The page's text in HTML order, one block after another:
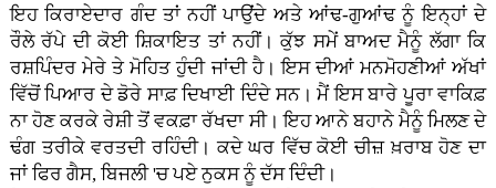
ਇਹ ਕਿਰਾਏਦਾਰ ਗੰਦ ਤਾਂ ਨਹੀਂ ਪਾਉਂਦੇ ਅਤੇ ਆਂਢ-ਗੁਆਂਢ ਨੂੰ ਇਨ੍ਹਾਂ ਦੇ
ਰੌਲੇ ਰੱਪੇ ਦੀ ਕੋਈ ਸ਼ਿਕਾਇਤ ਤਾਂ ਨਹੀਂ। ਕੁੱਝ ਸਮੇਂ ਬਾਅਦ ਮੈਨੂੰ ਲੱਗਾ ਕਿ
ਰਸ਼ਪਿੰਦਰ ਮੇਰੇ ਤੇ ਮੋਹਿਤ ਹੁੰਦੀ ਜਾਂਦੀ ਹੈ। ਇਸ ਦੀਆਂ ਮਨਮੋਹਣੀਆਂ ਅੱਖਾਂ
ਵਿੱਚੋਂ ਪਿਆਰ ਦੇ ਡੋਰੇ ਸਾਫ਼ ਦਿਖਾਈ ਦਿੰਦੇ ਸਨ। ਮੈਂ ਇਸ ਬਾਰੇ ਪੂਰਾ ਵਾਕਿਫ਼
ਨਾ ਹੋਣ ਕਰਕੇ ਰੇਸ਼ੀ ਤੋਂ ਵਕਫ਼ਾ ਰੱਖਦਾ ਸੀ। ਇਹ ਆਨੇ ਬਹਾਨੇ ਮੈਨੂੰ ਮਿਲਣ ਦੇ
ਢੰਗ ਤਰੀਕੇ ਵਰਤਦੀ ਰਹਿੰਦੀ। ਕਦੇ ਘਰ ਵਿੱਚ ਕੋਈ ਚੀਜ਼ ਖ਼ਰਾਬ ਹੋਣ ਦਾ
ਜਾਂ ਫਿਰ ਗੈਸ, ਬਿਜਲੀ 'ਚ ਪਏ ਨੁਕਸ ਨੂੰ ਦੱਸ ਦਿੰਦੀ।